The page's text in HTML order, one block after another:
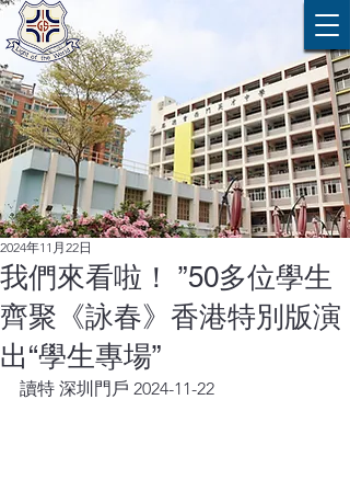
我們來看啦！ ”50多位學生
齊聚《詠春》香港特別版演
出“學生專場”
2024年11月22日
讀特 深圳門戶 2024-11-22